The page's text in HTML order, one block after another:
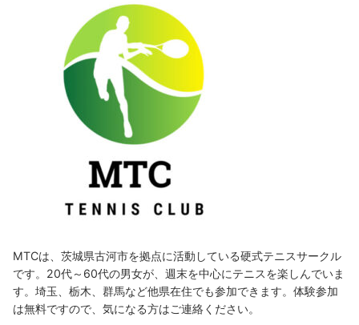
MTCは、茨城県古河市を拠点に活動している硬式テニスサークル
です。20代～60代の男女が、週末を中心にテニスを楽しんでいま
す。埼玉、栃木、群馬など他県在住でも参加できます。体験参加
は無料ですので、気になる方はご連絡ください。